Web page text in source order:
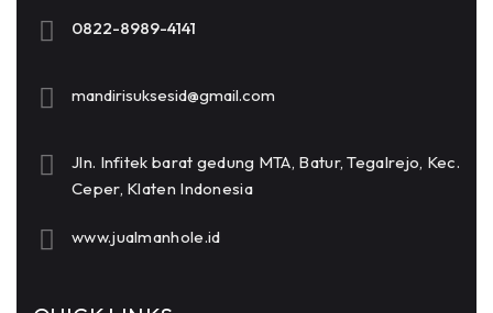
0822-8989-4141
mandirisuksesid@gmail.com
Jln. Infitek barat gedung MTA, Batur, Tegalrejo, Kec.
Ceper, Klaten Indonesia
www.jualmanhole.id